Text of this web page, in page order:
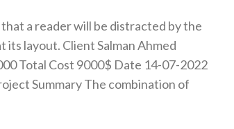
a reader will be distracted by the
layout. Client Salman Ahmed
Total Cost 9000$ Date 14-07-2022
Summary The combination of